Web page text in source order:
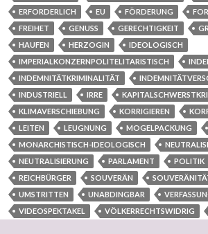
ERFORDERLICH
EU FÖRDERUNG
FREIHET
GENUSS GERECHTIGKEIT
HAUFEN
HERZOGIN
IDEOLOGISCH
IMPERIALKONZERNPOLITELITARISTISCH
INDEMNITÄTKRIMINALITÄT
INDUSTRIELL
IRRE
KLIMAVERSCHIEBUNG
KORRIGIEREN
LEITEN
LEUGNUNG MOGELPACKUNG
MONARCHISTISCH-IDEOLOGISCH
NEUTRALISIERUNG
PARLAMENT POLITIK
REICHBÜRGER
SOUVERÄN
UMSTRITTEN
UNABDINGBAR
VIDEOSPEKTAKEL
VÖLKERRECHTSWIDRIG